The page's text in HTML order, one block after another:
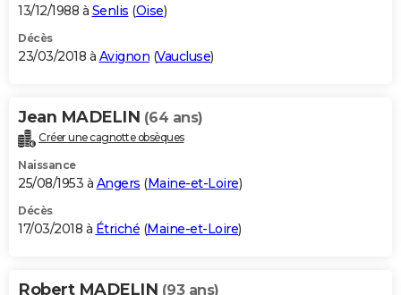
13/12/1988 à Senlis (Oise)
Décès
23/03/2018 à Avignon (Vaucluse)
Jean MADELIN (64 ans)
Créer une cagnotte obsèques
Naissance
25/08/1953 à Angers (Maine-et-Loire)
Décès
17/03/2018 à Étriché (Maine-et-Loire)
Robert MADELIN (93 ans)